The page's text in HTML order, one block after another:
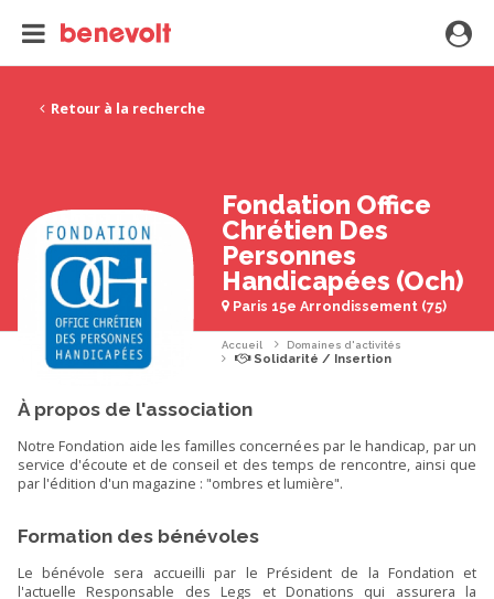
Retour à la recherche
Fondation Office
Chrétien Des
Personnes
Handicapées (Och)
Paris 15e Arrondissement (75)
Accueil Domaines d'activités
Solidarité / Insertion
À propos de l'association
Notre Fondation aide les familles concernées par le handicap, par un
service d'écoute et de conseil et des temps de rencontre, ainsi que
par l'édition d'un magazine : "ombres et lumière".
Formation des bénévoles
Le bénévole sera accueilli par le Président de la Fondation et
l'actuelle Responsable des Legs et Donations qui assurera la